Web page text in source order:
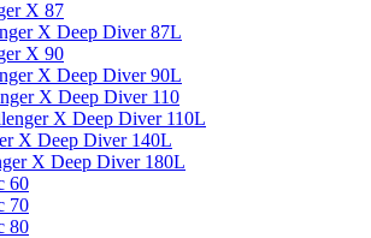
X 87
X Deep Diver 87L
X 90
X Deep Diver 90L
X Deep Diver 110
X Deep Diver 110L
X Deep Diver 140L
X Deep Diver 180L
60
70
80